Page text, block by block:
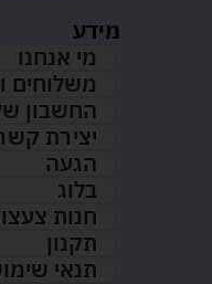
מידע
מי אנחנו
משלוחים
החשבון
יצירת
הגעה
בלוג
חנות
תקנון
תנאי